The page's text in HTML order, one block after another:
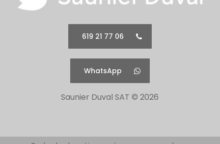
619 21 77 06
WhatsApp
Saunier Duval SAT ©2026